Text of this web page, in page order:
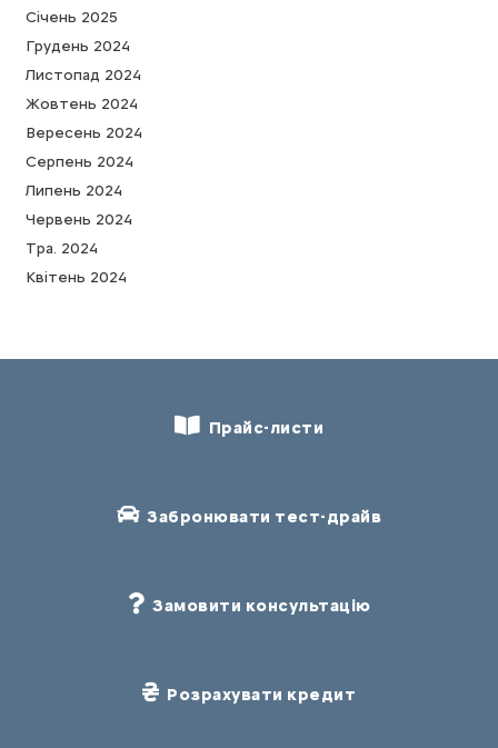
Cічень 2025
Грудень 2024
Листопад 2024
Жовтень 2024
Вересень 2024
Серпень 2024
Липень 2024
Червень 2024
Тра. 2024
Квітень 2024
Прайс-листи
Забронювати тест-драйв
Замовити консультацію
Розрахувати кредит